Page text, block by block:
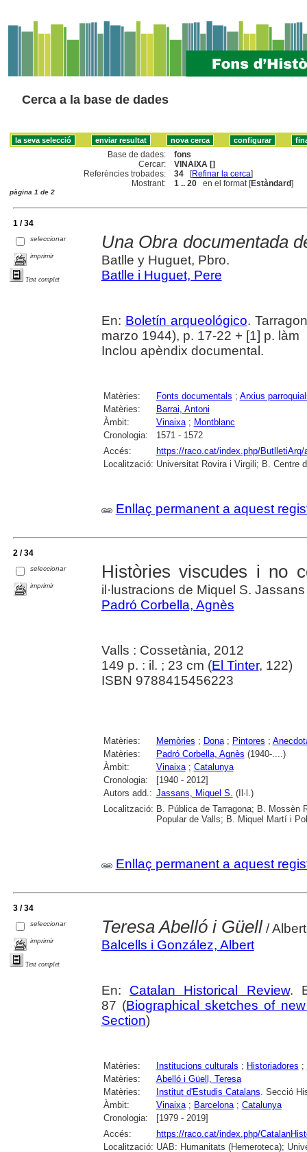
Cerca a la base de dades
Base de dades:
fons
Cercar:
VINAIXA []
Referències trobades:
34 [Refinar la cerca]
Mostrant:
1 .. 20 en el format [Estàndard]
pàgina 1 de 2
1 / 34
seleccionar
imprimir
Text complet
Una Obra documentada
Batlle y Huguet, Pbro.
Batlle i Huguet, Pere
En: Boletín arqueológico.
marzo 1944), p. 17-22 + [1] p. làm
Inclou apèndix documental.
Matèries: Fonts documentals ; Arxius
Matèries:
Barrai, Antoni
Àmbit:
Vinaixa; Montblanc
Cronologia:
1571 - 1572
Accés:
https://raco.cat/index.php/ButlletiArq/
Localització: Universitat Rovira i Virgili; B. Centre
Enllaç permanent a aquest
2 / 34
seleccionar
imprimir
Històries viscudes i no
il·lustracions de Miquel S. Jassans
Padró Corbella, Agnès
Valls : Cossetània, 2012
149 p. : il. ; 23 cm (El Tinter, 122)
ISBN 9788415456223
Matèries: Memòries ; Dona; Pintores ;
Matèries:
Padró Corbella, Agnès (1940-....)
Àmbit:
Vinaixa; Catalunya
Cronologia:
[1940 - 2012]
Autors add.: Jassans, Miquel S. (Il·l.)
Localització: B. Pública de Tarragona; B. Mossèn
Popular de Valls; B. Miquel Martí i
Enllaç permanent a aquest
3 / 34
seleccionar
imprimir
Text complet
Teresa Abelló i Güell/
Balcells i González, Albert
En: Catalan Historical Review.
87 (Biographical sketches of
Section)
Matèries: Institucions culturals ; Historiadores ;
Matèries:
Abelló i Güell, Teresa
Matèries:
Institut d'Estudis Catalans. Secció
Àmbit:
Vinaixa; Barcelona; Catalunya
Cronologia:
[1979 - 2019]
Accés:
https://raco.cat/index.php/
Localització: UAB: Humanitats (Hemeroteca);